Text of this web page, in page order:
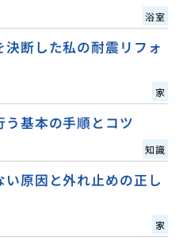
浴室
断した私の耐震リフォ
家
基本の手順とコツ
知識
原因と外れ止めの正し
家